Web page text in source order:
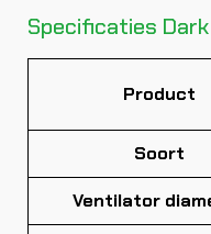
Specificaties
Product
Soort
Ventilator